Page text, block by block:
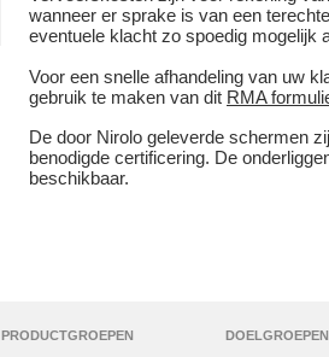
wanneer er sprake is van een
eventuele klacht zo spoedig mogelijk
Voor een snelle afhandeling van uw
gebruik te maken van dit RMA
De door Nirolo geleverde schermen
benodigde certificering. De
beschikbaar.
PRODUCTGROEPEN DOELGROEPEN